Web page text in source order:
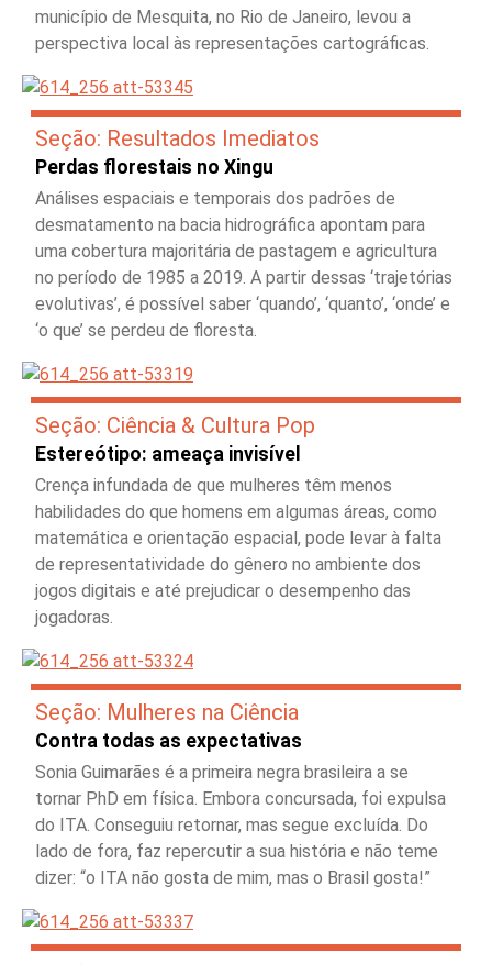
município de Mesquita, no Rio de Janeiro, levou a
perspectiva local às representações cartográficas.
Seção: Resultados Imediatos
Perdas florestais no Xingu
Análises espaciais e temporais dos padrões de
desmatamento na bacia hidrográfica apontam para
uma cobertura majoritária de pastagem e agricultura
no período de 1985 a 2019. A partir dessas ‘trajetórias
evolutivas’, é possível saber ‘quando’, ‘quanto’, ‘onde’ e
‘o que’ se perdeu de floresta.
Seção: Ciência & Cultura Pop
Estereótipo: ameaça invisível
Crença infundada de que mulheres têm menos
habilidades do que homens em algumas áreas, como
matemática e orientação espacial, pode levar à falta
de representatividade do gênero no ambiente dos
jogos digitais e até prejudicar o desempenho das
jogadoras.
Seção: Mulheres na Ciência
Contra todas as expectativas
Sonia Guimarães é a primeira negra brasileira a se
tornar PhD em física. Embora concursada, foi expulsa
do ITA. Conseguiu retornar, mas segue excluída. Do
lado de fora, faz repercutir a sua história e não teme
dizer: “o ITA não gosta de mim, mas o Brasil gosta!”